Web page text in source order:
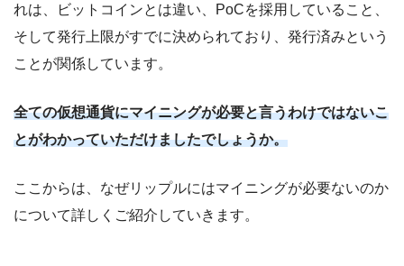
れは、ビットコインとは違い、PoCを採用していること、
そして発行上限がすでに決められており、発行済みという
ことが関係しています。
全ての仮想通貨にマイニングが必要と言うわけではないこ
とがわかっていただけましたでしょうか。
ここからは、なぜリップルにはマイニングが必要ないのか
について詳しくご紹介していきます。